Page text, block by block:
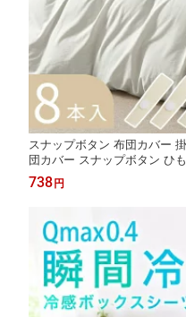
スナップボタン 布団カバー
団カバー スナップボタン ひ
ズレ防止 簡単装着 着脱簡単
グッズ ホック カバー交換 カ
738 円